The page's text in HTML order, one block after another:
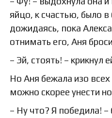
яйцо, к счастью, было в
дожидаясь, пока
отнимать его, Аня
– Эй, стоять! – крикнул
Но Аня бежала изо всех
можно скорее унести
– Ну что? Я победила! –